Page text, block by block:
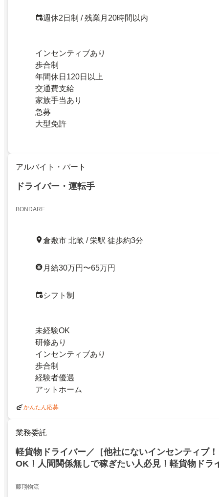
週休2日制 / 残業月20時間以内
インセンティブあり
歩合制
年間休日120日以上
交通費支給
家族手当あり
急募
大型免許
アルバイト・パート
ドライバー・運転手
BONDARE
倉敷市 北畝 / 栄駅 徒歩約3分
月給30万円〜65万円
シフト制
未経験OK
研修あり
インセンティブあり
歩合制
経験者優遇
アットホーム
かんたん応募
業務委託
軽貨物ドライバー／［他社にないインセンティブ
OK！人間関係無しで稼ぎたい人必見！軽貨物ドラ
藤翔物流